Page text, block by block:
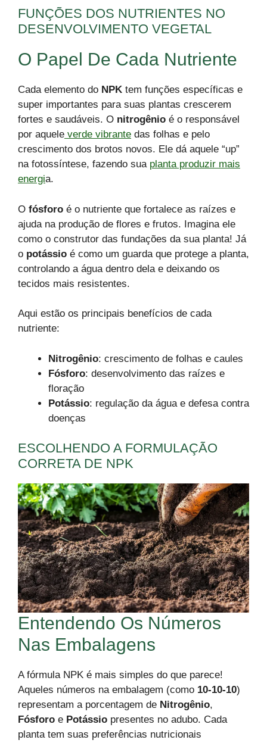
FUNÇÕES DOS NUTRIENTES NO
DESENVOLVIMENTO VEGETAL
O Papel De Cada Nutriente
Cada elemento do NPK tem funções específicas e
super importantes para suas plantas crescerem
fortes e saudáveis. O nitrogênio é o responsável
por aquele verde vibrante das folhas e pelo
crescimento dos brotos novos. Ele dá aquele “up”
na fotossíntese, fazendo sua planta produzir mais
energia.
O fósforo é o nutriente que fortalece as raízes e
ajuda na produção de flores e frutos. Imagina ele
como o construtor das fundações da sua planta! Já
o potássio é como um guarda que protege a planta,
controlando a água dentro dela e deixando os
tecidos mais resistentes.
Aqui estão os principais benefícios de cada
nutriente:
Nitrogênio: crescimento de folhas e caules
Fósforo: desenvolvimento das raízes e
floração
Potássio: regulação da água e defesa contra
doenças
ESCOLHENDO A FORMULAÇÃO
CORRETA DE NPK
Entendendo Os Números
Nas Embalagens
A fórmula NPK é mais simples do que parece!
Aqueles números na embalagem (como 10-10-10)
representam a porcentagem de Nitrogênio,
Fósforo e Potássio presentes no adubo. Cada
planta tem suas preferências nutricionais